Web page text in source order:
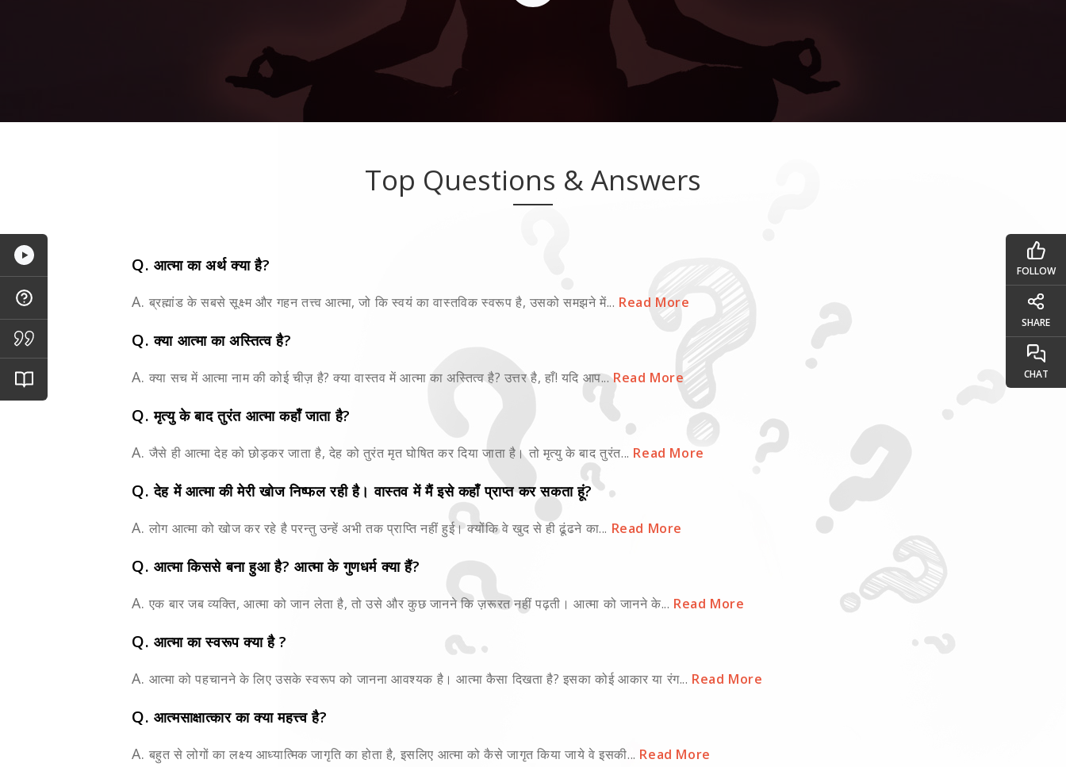
Top Questions & Answers
Q. आत्मा का अर्थ क्या है?
A. ब्रह्मांड के सबसे सूक्ष्म और गहन तत्त्व आत्मा, जो कि स्वयं का वास्तविक स्वरूप है, उसको समझने में... Read More
Q.क्या आत्मा का अस्तित्व है?
A. क्या सच में आत्मा नाम की कोई चीज़ है? क्या वास्तव में आत्मा का अस्तित्व है? उत्तर है, हाँ! यदि आप...Read More
Q.मृत्यु के बाद तुरंत आत्मा कहाँ जाता है?
A. जैसे ही आत्मा देह को छोड़कर जाता है, देह को तुरंत मृत घोषित कर दिया जाता है। तो मृत्यु के बाद तुरंत... Read More
Q.देह में आत्मा की मेरी खोज निष्फल रही है। वास्तव में मैं इसे कहाँ प्राप्त कर सकता हूं?
A. लोग आत्मा को खोज कर रहे है परन्तु उन्हें अभी तक प्राप्ति नहीं हुई। क्योंकि वे खुद से ही ढूंढने का... Read More
Q. आत्मा किससे बना हुआ है? आत्मा के गुणधर्म क्या हैं?
A. एक बार जब व्यक्ति, आत्मा को जान लेता है, तो उसे और कुछ जानने कि ज़रूरत नहीं पढ़ती। आत्मा को जानने के... Read More
Q. आत्मा का स्वरूप क्या है ?
A. आत्मा को पहचानने के लिए उसके स्वरूप को जानना आवश्यक है। आत्मा कैसा दिखता है? इसका कोई आकार या रंग... Read More
Q. आत्मसाक्षात्कार का क्या महत्त्व है?
A. बहुत से लोगों का लक्ष्य आध्यात्मिक जागृति का होता है, इसलिए आत्मा को कैसे जागृत किया जाये वे इसकी... Read More
FOLLOW
SHARE
CHAT